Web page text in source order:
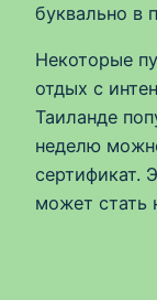
буквально в
Некоторые
отдых с
Таиланде
неделю
сертификат.
может стать